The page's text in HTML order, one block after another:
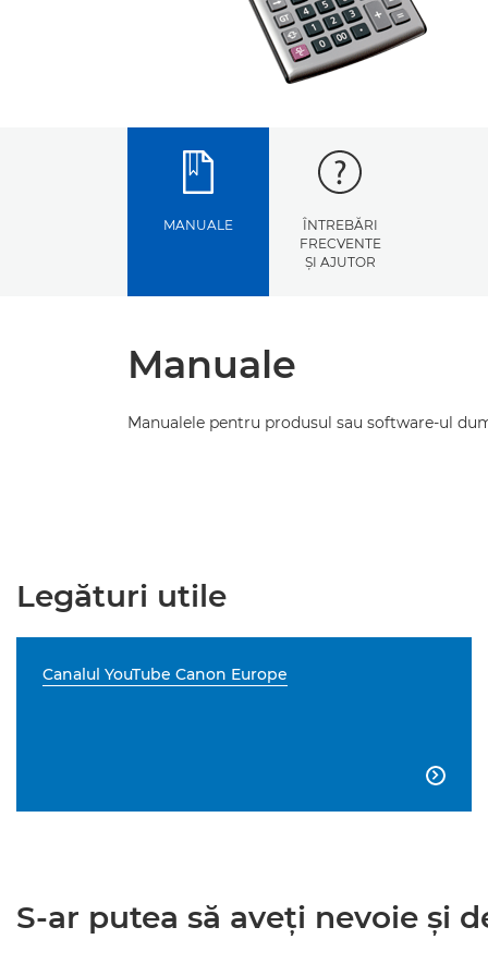
MANUALE
ÎNTREBĂRI
FRECVENTE
ŞI AJUTOR
Manuale
Manualele pentru produsul sau software-ul
Legături utile
Canalul YouTube Canon Europe

S-ar putea să aveţi nevoie şi